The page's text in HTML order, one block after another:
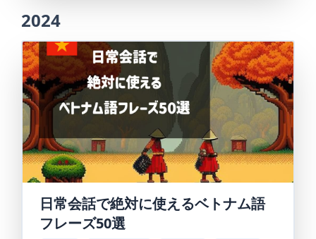
2024
日常会話で絶対に使えるベトナム語
フレーズ50選